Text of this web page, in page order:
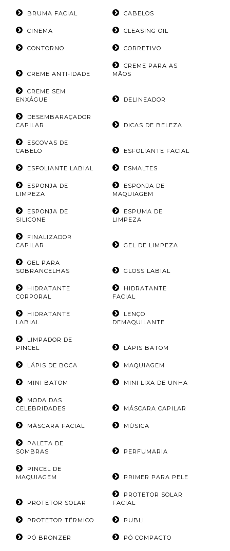
BRUMA FACIAL CABELOS
CINEMA CLEASING OIL
CONTORNO CORRETIVO
CREME ANTI-IDADE
CREME PARA AS
MÃOS
CREME SEM
ENXÁGUE
DELINEADOR
DESEMBARAÇADOR
CAPILAR
DICAS DE BELEZA
ESCOVAS DE
CABELO
ESFOLIANTE FACIAL
ESFOLIANTE LABIAL ESMALTES
ESPONJA DE
LIMPEZA
ESPONJA DE
MAQUIAGEM
ESPONJA DE
SILICONE
ESPUMA DE
LIMPEZA
FINALIZADOR
CAPILAR
GEL DE LIMPEZA
GEL PARA
SOBRANCELHAS
GLOSS LABIAL
HIDRATANTE
CORPORAL
HIDRATANTE
FACIAL
HIDRATANTE
LABIAL
LENÇO
DEMAQUILANTE
LIMPADOR DE
PINCEL
LÁPIS BATOM
LÁPIS DE BOCA MAQUIAGEM
MINI BATOM MINI LIXA DE UNHA
MODA DAS
CELEBRIDADES
MÁSCARA CAPILAR
MÁSCARA FACIAL MÚSICA
PALETA DE
SOMBRAS
PERFUMARIA
PINCEL DE
MAQUIAGEM
PRIMER PARA PELE
PROTETOR SOLAR
PROTETOR SOLAR
FACIAL
PROTETOR TÉRMICO PUBLI
PÓ BRONZER PÓ COMPACTO